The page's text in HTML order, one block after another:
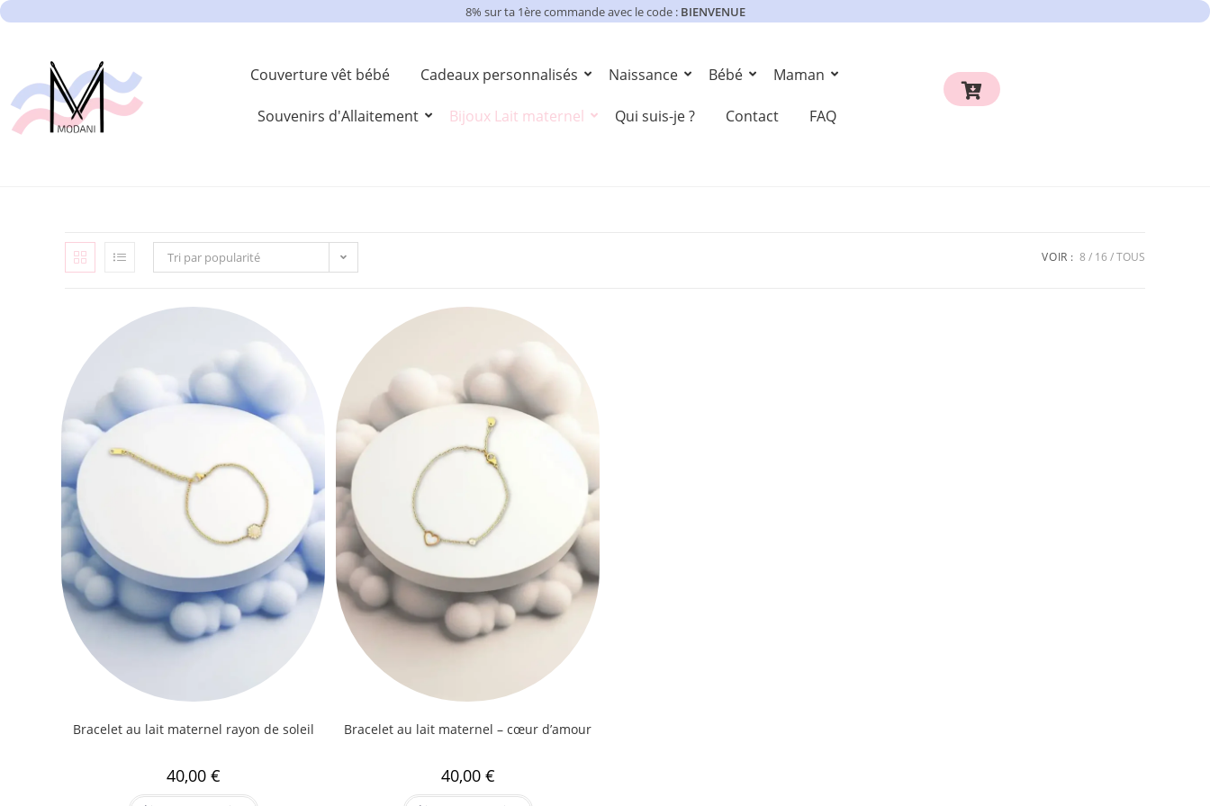
8% sur ta 1ère commande avec le code : BIENVENUE
Couverture vêt bébé Cadeaux personnalisés Naissance Bébé Maman
Souvenirs d'Allaitement Bijoux Lait maternel Qui suis-je ? Contact FAQ
Tri par popularité VOIR : 8 16 TOUS
Bracelet au lait maternel rayon de soleil
40,00 €
Bracelet au lait maternel – cœur d’amour
40,00 €